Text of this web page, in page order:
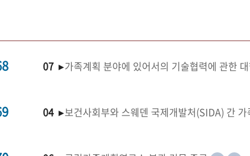
07 ▸가족계획 분야에 있어서의 기술협력에 관한
04 ▸보건사회부와 스웨덴 국제개발처(SIDA) 간